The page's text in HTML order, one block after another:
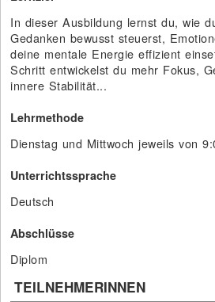
In dieser Ausbildung lernst du, wie
Gedanken bewusst steuerst,
deine mentale Energie effizient
Schritt entwickelst du mehr Fokus,
innere Stabilität...
Lehrmethode
Dienstag und Mittwoch jeweils von
Unterrichtssprache
Deutsch
Abschlüsse
Diplom
TEILNEHMERINNEN